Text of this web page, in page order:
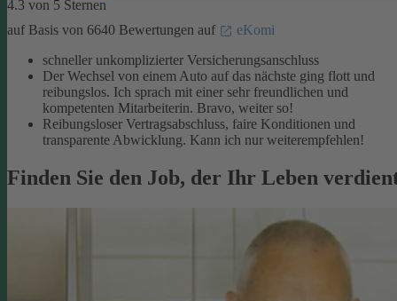
4.3 von 5 Sternen
auf Basis von 6640 Bewertungen auf
eKomi
schneller unkomplizierter Versicherungsanschluss
Der Wechsel von einem Auto auf das nächste ging flott und
reibungslos. Ich sprach mit einer sehr freundlichen und
kompetenten Mitarbeiterin. Bravo, weiter so!
Reibungsloser Vertragsabschluss, faire Konditionen und
transparente Abwicklung. Kann ich nur weiterempfehlen!
Finden Sie den Job, der Ihr Leben